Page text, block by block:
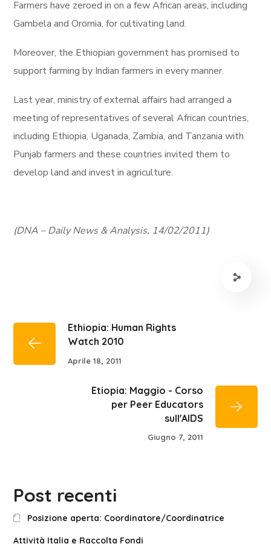
Farmers have zeroed in on a few African areas, including
Gambela and Oromia, for cultivating land.
Moreover, the Ethiopian government has promised to
support farming by Indian farmers in every manner.
Last year, ministry of external affairs had arranged a
meeting of representatives of several African countries,
including Ethiopia, Uganada, Zambia, and Tanzania with
Punjab farmers and these countries invited them to
develop land and invest in agriculture.
(DNA – Daily News & Analysis, 14/02/2011)
Ethiopia: Human Rights
Watch 2010
Aprile 18, 2011
Etiopia: Maggio - Corso
per Peer Educators
sull'AIDS
Giugno 7, 2011
Post recenti
Posizione aperta: Coordinatore/Coordinatrice
Attività Italia e Raccolta Fondi